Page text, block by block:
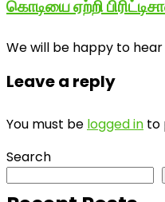
கொடியை ஏற்றி
We will be happy to
Leave a reply
You must be logged in to
Search